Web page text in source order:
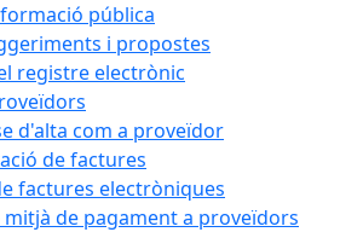
pública
i propostes
registre electrònic
d'alta com a proveïdor
de factures
factures electròniques
mitjà de pagament a proveïdors